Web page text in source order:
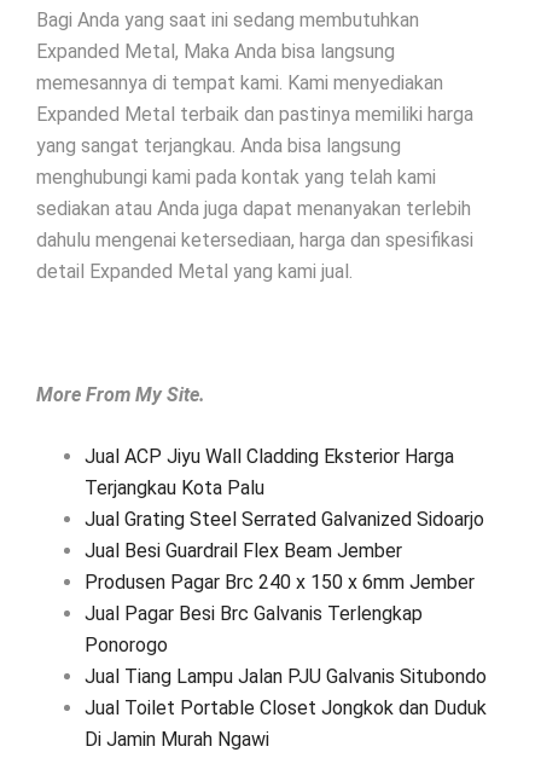
Bagi Anda yang saat ini sedang membutuhkan
Expanded Metal, Maka Anda bisa langsung
memesannya di tempat kami. Kami menyediakan
Expanded Metal terbaik dan pastinya memiliki harga
yang sangat terjangkau. Anda bisa langsung
menghubungi kami pada kontak yang telah kami
sediakan atau Anda juga dapat menanyakan terlebih
dahulu mengenai ketersediaan, harga dan spesifikasi
detail Expanded Metal yang kami jual.
More From My Site.
Jual ACP Jiyu Wall Cladding Eksterior Harga
Terjangkau Kota Palu
Jual Grating Steel Serrated Galvanized Sidoarjo
Jual Besi Guardrail Flex Beam Jember
Produsen Pagar Brc 240 x 150 x 6mm Jember
Jual Pagar Besi Brc Galvanis Terlengkap
Ponorogo
Jual Tiang Lampu Jalan PJU Galvanis Situbondo
Jual Toilet Portable Closet Jongkok dan Duduk
Di Jamin Murah Ngawi